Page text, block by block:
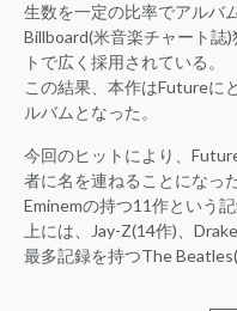
生数を一定の比率でアルバ
Billboard(米音楽チャート誌
トで広く採用されている。
この結果、本作はFutureに
ルバムとなった。
今回のヒットにより、
者に名を連ねることになっ
Eminemの持つ11作という
上には、Jay-Z(14作)、
最多記録を持つThe